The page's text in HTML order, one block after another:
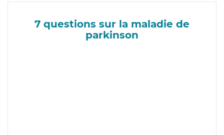
7 questions sur la maladie de
parkinson